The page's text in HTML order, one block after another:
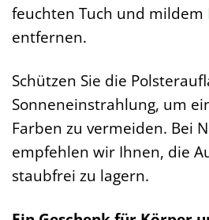
feuchten Tuch und mildem
entfernen.
Schützen Sie die
Sonneneinstrahlung, um
Farben zu vermeiden. Bei
empfehlen wir Ihnen, die
staubfrei zu lagern.